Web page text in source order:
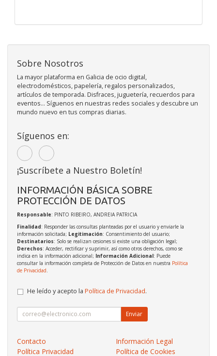
Sobre Nosotros
La mayor plataforma en Galicia de ocio digital,
electrodomésticos, papelería, regalos personalizados,
artículos de temporada. Disfraces, juguetería, recuerdos para
eventos... Síguenos en nuestras redes sociales y descubre un
mundo nuevo en tus compras diarias.
Síguenos en:
¡Suscríbete a Nuestro Boletín!
INFORMACIÓN BÁSICA SOBRE
PROTECCIÓN DE DATOS
Responsable: PINTO RIBEIRO, ANDREIA PATRICIA
Finalidad: Responder las consultas planteadas por el usuario y enviarle la
información solicitada; Legitimación: Consentimiento del usuario;
Destinatarios: Solo se realizan cesiones si existe una obligación legal;
Derechos: Acceder, rectificar y suprimir, así como otros derechos, como se
indica en la información adicional; Información Adicional: Puede
consultar la información completa de Protección de Datos en nuestra Política
de Privacidad
He leído y acepto la Política de Privacidad.
Enviar
Contacto
Información Legal
Política Privacidad
Política de Cookies